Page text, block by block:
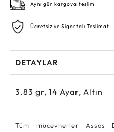
Aynı gün kargoya teslim
Ücretsiz ve Sigortalı Teslimat
DETAYLAR
3.83 gr, 14 Ayar, Altın
Tüm mücevherler Assos